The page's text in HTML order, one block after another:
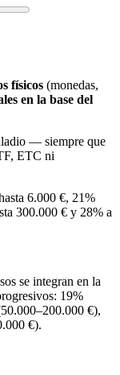
físicos (monedas,
en la base del
— siempre que
ETC ni
6.000 €, 21%
300.000 € y 28% a
se integran en la
19%
€),
€).